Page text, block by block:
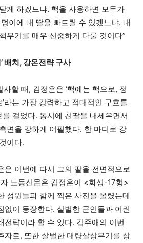
게 하겠느냐. 핵을 사용하면 모두가
이에 내 딸을 빠트릴 수 있겠느냐. 내
무기를 매우 신중하게 다룰 것이다”
’배치, 강온전략 구사
할 때, 김정은은 ‘핵에는 핵으로, 정
라는 가장 강력하고 적대적인 구호를
걸었다. 동시에 친딸을 내세우면서
면을 강하게 어필했다. 한 마디로 강
이다.
은 이번에 다시 그의 딸을 전면적으로
노동신문은 김정은이 <화성-17형>
성원들과 함께 찍은 사진을 올렸는데
없이 등장한다. 살벌한 군인들과 어린
전략이라 할 수 있다. 김주애의 이번
자로, 또한 살벌한 대량살상무기를 상